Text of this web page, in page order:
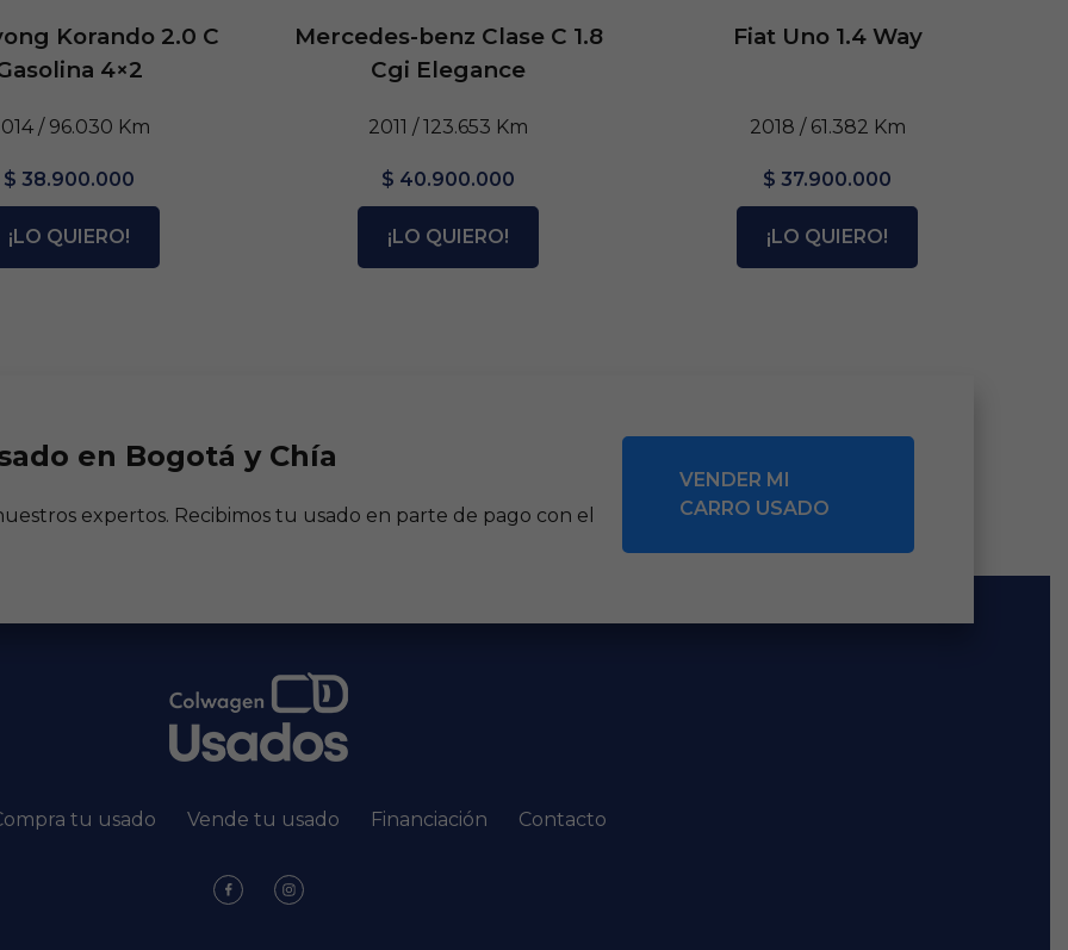
Korando 2.0 C
4×2
/ 96.030 Km
$ 38.900.000
¡LO QUIERO!
Mercedes-benz Clase C 1.8
Cgi Elegance
2011 / 123.653 Km
$ 40.900.000
¡LO QUIERO!
Fiat Uno 1.4 Way
2018 / 61.382 Km
$ 37.900.000
¡LO QUIERO!
en Bogotá y Chía
expertos. Recibimos tu usado en parte de pago con el
VENDER MI
CARRO USADO
tu usado Vende tu usado Financiación Contacto